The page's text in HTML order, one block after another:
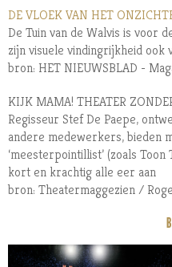
DE VLOEK VAN HET
De Tuin van de Walvis is voor
zijn visuele vindingrijkheid ook
bron: HET NIEUWSBLAD -
KIJK MAMA! THEATER
Regisseur Stef De Paepe,
andere medewerkers, bieden
‘meesterpointillist’ (zoals
kort en krachtig alle eer aan
bron: Theatermaggezien /